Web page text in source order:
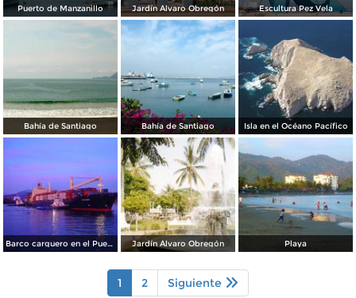
Puerto de Manzanillo Jardín Álvaro Obregón Escultura Pez Vela
Bahía de Santiago Bahía de Santiago Isla en el Océano Pacífico
Barco carguero en el Puerto de Manzanillo Jardín Álvaro Obregón Playa
1 2 Siguiente